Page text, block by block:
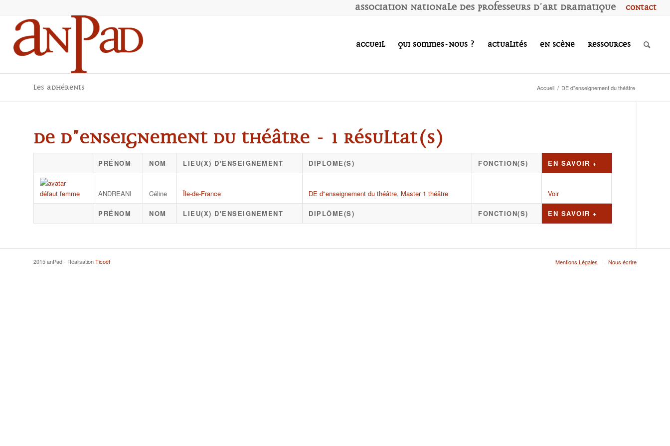
Contact
Association Nationale des Professeurs d'Art Dramatique
Accueil Qui sommes-nous ? Actualités En scène Ressources
Les adhérents Accueil / DE d"enseignement du théâtre
DE d"enseignement du théâtre - 1 résultat(s)
PRÉNOM NOM LIEU(X) D'ENSEIGNEMENT DIPLÔME(S) FONCTION(S) EN SAVOIR +
ANDREANI Céline Île-de-France DE d"enseignement du théâtre, Master 1 théâtre Voir
PRÉNOM NOM LIEU(X) D'ENSEIGNEMENT DIPLÔME(S) FONCTION(S) EN SAVOIR +
2015 anPad - RéalisationTicoët Mentions Légales Nous écrire